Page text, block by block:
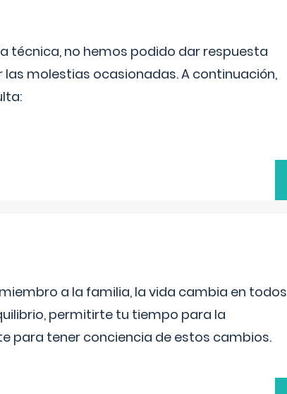
técnica, no hemos podido dar respuesta
molestias ocasionadas. A continuación,
a la familia, la vida cambia en todos
permitirte tu tiempo para la
para tener conciencia de estos cambios.